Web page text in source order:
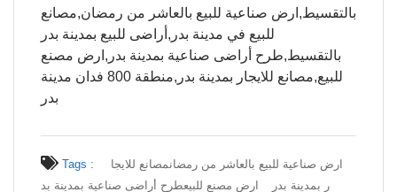
بالتقسيط,ارض صناعية للبيع بالعاشر من رمضان,مصانع
للبيع في مدينة بدر,أراضى للبيع بمدينة بدر
بالتقسيط,طرح أراضى صناعية بمدينة بدر,ارض مصنع
للبيع,مصانع للايجار بمدينة بدر,منطقة 800 فدان مدينة
بدر
Tags : ارض صناعية للبيع بالعاشر من رمضانمصانع للايجا
ر بمدينة بدر
ارض مصنع للبيعطرح أراضى صناعية بمدينة بد